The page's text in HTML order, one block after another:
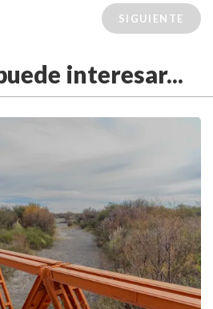
SIGUIENTE
interesar...